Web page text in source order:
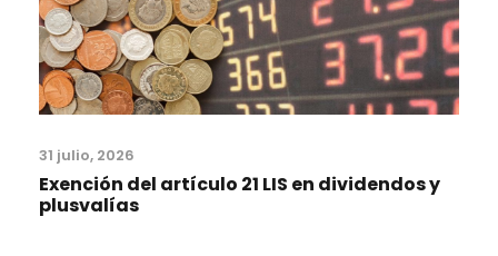
31 julio, 2026
Exención del artículo 21 LIS en dividendos y
plusvalías